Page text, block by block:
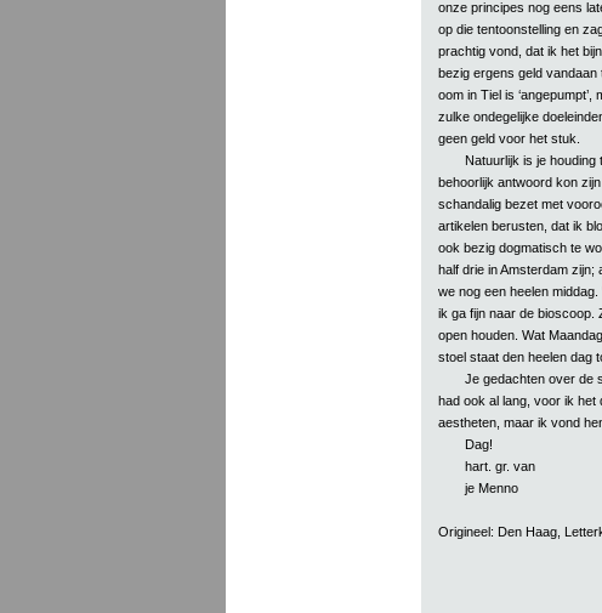
onze principes nog eens
op die tentoonstelling en
prachtig vond, dat ik het
bezig ergens geld vandaan
oom in Tiel is
zulke ondegelijke
geen geld voor het stuk.
Natuurlijk is je houding
behoorlijk antwoord kon
schandalig bezet met
artikelen berusten, dat ik
ook bezig dogmatisch te
half drie in Amsterdam zijn;
we nog een heelen
ik ga fijn naar de bioscoop.
open houden. Wat
stoel staat den heelen dag
Je gedachten over de
had ook al lang, voor ik het
aestheten, maar ik vond
Dag!
hart. gr. van
je Menno
Origineel: Den Haag,